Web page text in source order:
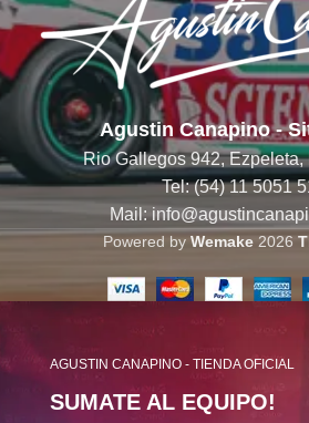
Agustin Canapino -
Rio Gallegos 942, Ezpeleta,
Tel: (54) 11 5051
Mail:
Powered by Wemake 2026
AGUSTIN CANAPINO - TIENDA OFICIAL
SUMATE AL EQUIPO!